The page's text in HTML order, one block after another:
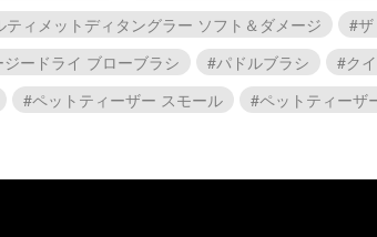
ティメットディタングラー ソフト＆ダメージ
#
ードライ ブローブラシ #パドルブラシ #ク
#ペットティーザー スモール #ペットティーザ